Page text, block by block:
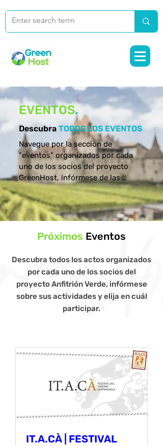
EVENTOS.
Descubra TODOS LOS EVENTOS
Navegue por la sección de
"eventos" organizados por cada
uno de los socios del proyecto
GreenHost, infórmese de las
actividades y elija aquellas en las
que desee participar o solicitar
más información .....
Próximos Eventos
Descubra todos los actos organizados
por cada uno de los socios del
proyecto Anfitrión Verde, infórmese
sobre sus actividades y elija en cuál
participar.
IT.A.CÀ | FESTIVAL